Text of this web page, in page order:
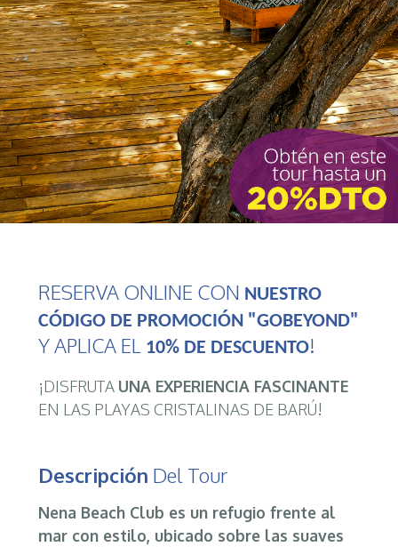
RESERVA ONLINE CON NUESTRO
CÓDIGO DE PROMOCIÓN "GOBEYOND"
Y APLICA EL 10% DE DESCUENTO!
¡DISFRUTA UNA EXPERIENCIA FASCINANTE
EN LAS PLAYAS CRISTALINAS DE BARÚ!
Descripción Del Tour
Nena Beach Club es un refugio frente al
mar con estilo, ubicado sobre las suaves